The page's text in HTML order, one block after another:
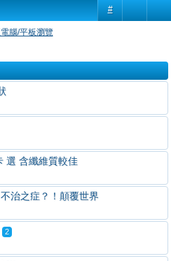
#
腦/平板瀏覽
選 含纖維質較佳
治之症？！顛覆世界
2